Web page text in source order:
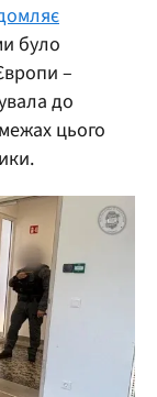
було
–
до
цього